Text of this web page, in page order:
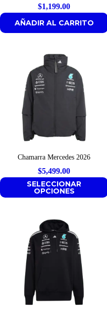
$1,199.00
AÑADIR AL CARRITO
Chamarra Mercedes 2026
$5,499.00
SELECCIONAR
OPCIONES